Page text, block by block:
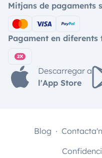
Mitjans de pagaments
Pagament en diferents
Descarregar a
l'App Store
Blog